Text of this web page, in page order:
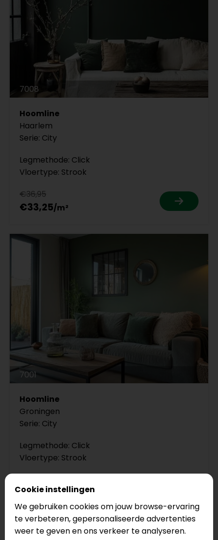
7008
Hoomline
Haarlem
Serie: City
Legmethode: Click
Vloertype: Strook
€36,95
€33,25
7001
Hoomline
Groningen
Serie: City
Legmethode: Click
Vloertype: Strook
€33,25
City click-PVC: snel en schoon leggen
Cookie instellingen
We gebruiken cookies om jouw browse-ervaring
te verbeteren, gepersonaliseerde advertenties
weer te geven en ons verkeer te analyseren.